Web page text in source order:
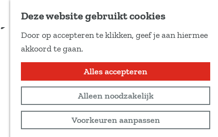
Deze website gebruikt cookies
Door op accepteren te klikken, geef je aan hiermee
akkoord te gaan.
Alles accepteren
Alleen noodzakelijk
Voorkeuren aanpassen
Voeg toe als favoriet
e
e
d
z
Download route
Stellingenpad
Bekijk routekaart